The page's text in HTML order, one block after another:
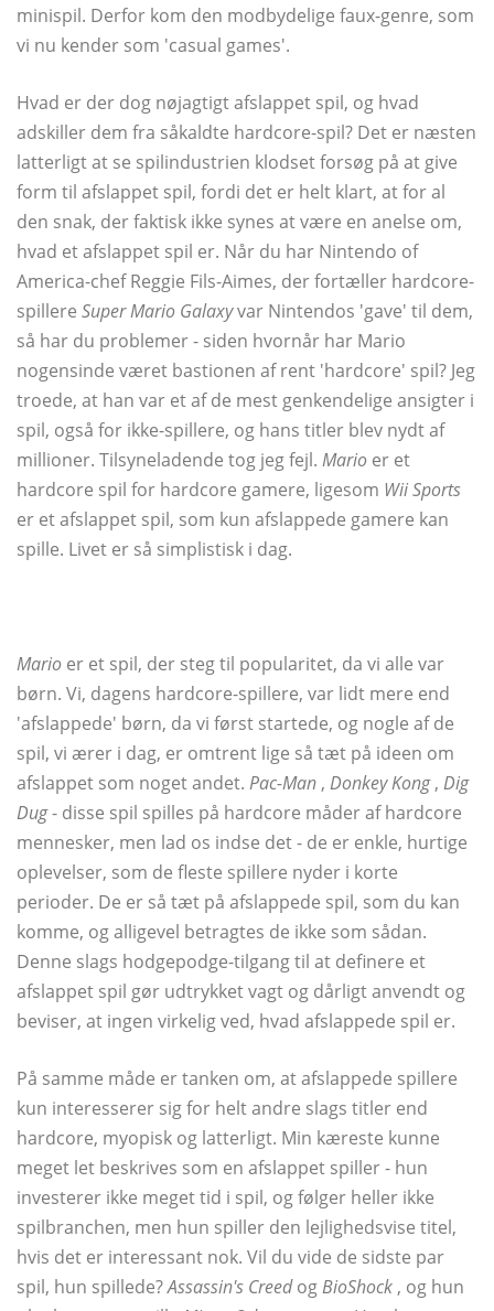
minispil. Derfor kom den modbydelige faux-genre, som
vi nu kender som 'casual games'.
Hvad er der dog nøjagtigt afslappet spil, og hvad
adskiller dem fra såkaldte hardcore-spil? Det er næsten
latterligt at se spilindustrien klodset forsøg på at give
form til afslappet spil, fordi det er helt klart, at for al
den snak, der faktisk ikke synes at være en anelse om,
hvad et afslappet spil er. Når du har Nintendo of
America-chef Reggie Fils-Aimes, der fortæller hardcore-
spillere Super Mario Galaxyvar Nintendos 'gave' til dem,
så har du problemer - siden hvornår har Mario
nogensinde været bastionen af ​​rent 'hardcore' spil? Jeg
troede, at han var et af de mest genkendelige ansigter i
spil, også for ikke-spillere, og hans titler blev nydt af
millioner. Tilsyneladende tog jeg fejl. Mario er et
hardcore spil for hardcore gamere, ligesom Wii Sports
er et afslappet spil, som kun afslappede gamere kan
spille. Livet er så simplistisk i dag.
Mario er et spil, der steg til popularitet, da vi alle var
børn. Vi, dagens hardcore-spillere, var lidt mere end
'afslappede' børn, da vi først startede, og nogle af de
spil, vi ærer i dag, er omtrent lige så tæt på ideen om
afslappet som noget andet. Pac-Man , Donkey Kong, Dig
Dug- disse spil spilles på hardcore måder af hardcore
mennesker, men lad os indse det - de er enkle, hurtige
oplevelser, som de fleste spillere nyder i korte
perioder. De er så tæt på afslappede spil, som du kan
komme, og alligevel betragtes de ikke som sådan.
Denne slags hodgepodge-tilgang til at definere et
afslappet spil gør udtrykket vagt og dårligt anvendt og
beviser, at ingen virkelig ved, hvad afslappede spil er.
På samme måde er tanken om, at afslappede spillere
kun interesserer sig for helt andre slags titler end
hardcore, myopisk og latterligt. Min kæreste kunne
meget let beskrives som en afslappet spiller - hun
investerer ikke meget tid i spil, og følger heller ikke
spilbranchen, men hun spiller den lejlighedsvise titel,
hvis det er interessant nok. Vil du vide de sidste par
spil, hun spillede?Assassin's CreedogBioShock , og hun